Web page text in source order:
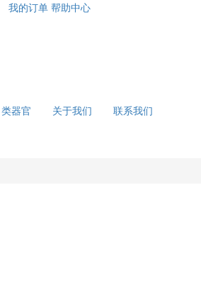
我的订单 帮助中心
类器官 关于我们 联系我们